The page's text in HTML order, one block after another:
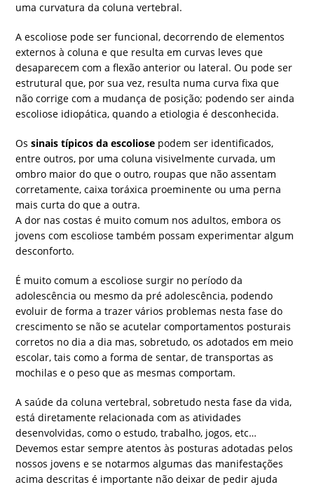
uma curvatura da coluna vertebral.
A escoliose pode ser funcional, decorrendo de elementos
externos à coluna e que resulta em curvas leves que
desaparecem com a flexão anterior ou lateral. Ou pode ser
estrutural que, por sua vez, resulta numa curva fixa que
não corrige com a mudança de posição; podendo ser ainda
escoliose idiopática, quando a etiologia é desconhecida.
Os sinais típicos da escoliose podem ser identificados,
entre outros, por uma coluna visivelmente curvada, um
ombro maior do que o outro, roupas que não assentam
corretamente, caixa toráxica proeminente ou uma perna
mais curta do que a outra.
A dor nas costas é muito comum nos adultos, embora os
jovens com escoliose também possam experimentar algum
desconforto.
É muito comum a escoliose surgir no período da
adolescência ou mesmo da pré adolescência, podendo
evoluir de forma a trazer vários problemas nesta fase do
crescimento se não se acutelar comportamentos posturais
corretos no dia a dia mas, sobretudo, os adotados em meio
escolar, tais como a forma de sentar, de transportas as
mochilas e o peso que as mesmas comportam.
A saúde da coluna vertebral, sobretudo nesta fase da vida,
está diretamente relacionada com as atividades
desenvolvidas, como o estudo, trabalho, jogos, etc…
Devemos estar sempre atentos às posturas adotadas pelos
nossos jovens e se notarmos algumas das manifestações
acima descritas é importante não deixar de pedir ajuda